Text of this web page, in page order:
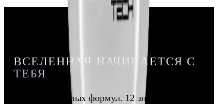
ВСЕЛЕННАЯ НАЧИНАЕТСЯ С
ТЕБЯ
12 молекулярных формул. 12 знаков зодиака.